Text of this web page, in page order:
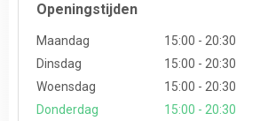
Openingstijden
Maandag
15:00 - 20:30
Dinsdag
15:00 - 20:30
Woensdag
15:00 - 20:30
Donderdag
15:00 - 20:30